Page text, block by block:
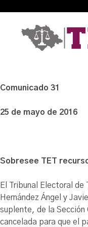
Comunicado 31
25 de mayo de 2016
Sobresee TET
El Tribunal Electoral
Hernández Ángel y
suplente, de la
cancelada para que el